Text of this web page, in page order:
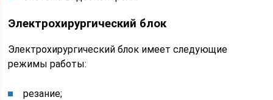
Электрохирургический блок
Электрохирургический блок имеет следующие
режимы работы:
резание;